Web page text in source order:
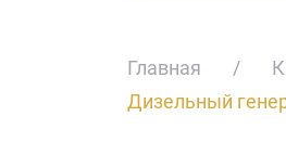
Главная
Дизельный